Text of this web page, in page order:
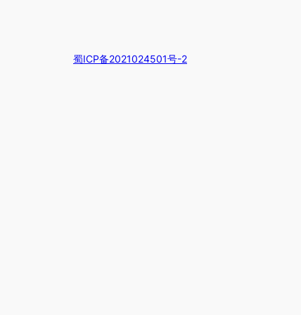
蜀ICP备2021024501号-2